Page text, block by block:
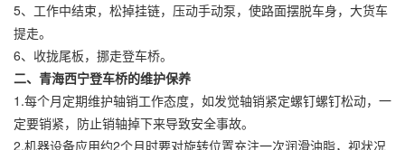
5、工作中结束，松掉挂链，压动手动泵，使路面摆脱车身，大货车
提走。
6、收拢尾板，挪走登车桥。
二、青海西宁登车桥的维护保养
1.每个月定期维护轴销工作态度，如发觉轴销紧定螺钉螺钉松动，一
定要销紧，防止销轴掉下来导致安全事故。
2.机器设备应用约2个月时要对旋转位置充注一次润滑油脂，视状况